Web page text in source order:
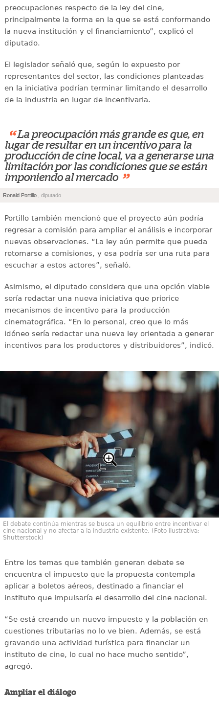
preocupaciones respecto de la ley del cine,
principalmente la forma en la que se está conformando
la nueva institución y el financiamiento”, explicó el
diputado.
El legislador señaló que, según lo expuesto por
representantes del sector, las condiciones planteadas
en la iniciativa podrían terminar limitando el desarrollo
de la industria en lugar de incentivarla.
“ La preocupación más grande es que, en
lugar de resultar en un incentivo para la
producción de cine local, va a generarse una
limitación por las condiciones que se están
imponiendo al mercado ”
Ronald Portillo , diputado
Portillo también mencionó que el proyecto aún podría
regresar a comisión para ampliar el análisis e incorporar
nuevas observaciones. “La ley aún permite que pueda
retomarse a comisiones, y esa podría ser una ruta para
escuchar a estos actores”, señaló.
Asimismo, el diputado considera que una opción viable
sería redactar una nueva iniciativa que priorice
mecanismos de incentivo para la producción
cinematográfica. “En lo personal, creo que lo más
idóneo sería redactar una nueva ley orientada a generar
incentivos para los productores y distribuidores”, indicó.
El debate continúa mientras se busca un equilibrio entre incentivar el
cine nacional y no afectar a la industria existente. (Foto ilustrativa:
Shutterstock)
Entre los temas que también generan debate se
encuentra el impuesto que la propuesta contempla
aplicar a boletos aéreos, destinado a financiar el
instituto que impulsaría el desarrollo del cine nacional.
“Se está creando un nuevo impuesto y la población en
cuestiones tributarias no lo ve bien. Además, se está
gravando una actividad turística para financiar un
instituto de cine, lo cual no hace mucho sentido”,
agregó.
Ampliar el diálogo